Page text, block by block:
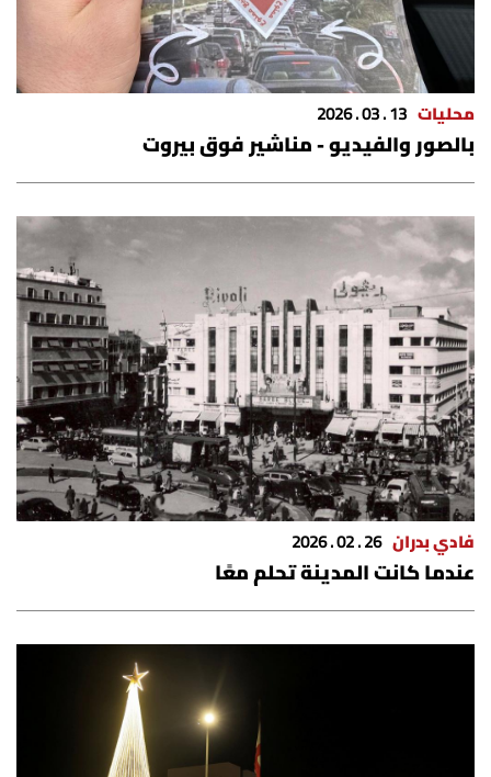
محليات 13 . 03 . 2026
بالصور والفيديو - مناشير فوق بيروت
فادي بدران 26 . 02 . 2026
عندما كانت المدينة تحلم معًا